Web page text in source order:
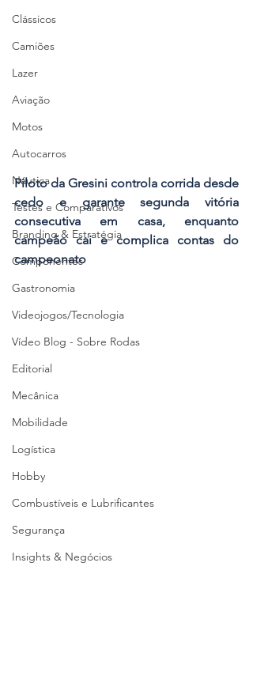
Clássicos
Camiões
Lazer
Aviação
Motos
Autocarros
Náutica
Testes e Comparativos
Branding & Estratégia
Componentes
Gastronomia
Videojogos/Tecnologia
Vídeo Blog - Sobre Rodas
Editorial
Mecânica
Mobilidade
Logística
Hobby
Combustíveis e Lubrificantes
Segurança
Insights & Negócios
Piloto da Gresini controla corrida desde
cedo e garante segunda vitória
consecutiva em casa, enquanto
campeão cai e complica contas do
campeonato